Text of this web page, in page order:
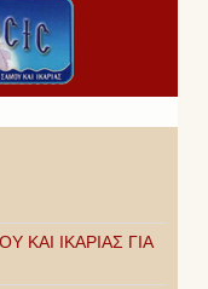
ΙΚΑΡΙΑΣ ΓΙΑ